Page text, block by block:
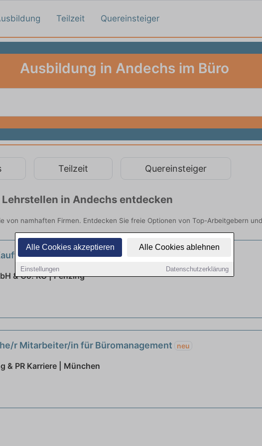
Alle Cookies akzeptieren Alle Cookies ablehnen
Einstellungen Datenschutzerklärung
Teilzeit Quereinsteiger
Ausbildung in Andechs im Büro
Teilzeit Quereinsteiger
in Andechs entdecken
von namhaften Firmen. Entdecken Sie freie Optionen von Top-Arbeitgebern
für Büromanagement (m/w/d)
& Co. KG | Penzing
r Mitarbeiter/in für Büromanagement neu
& PR Karriere | München